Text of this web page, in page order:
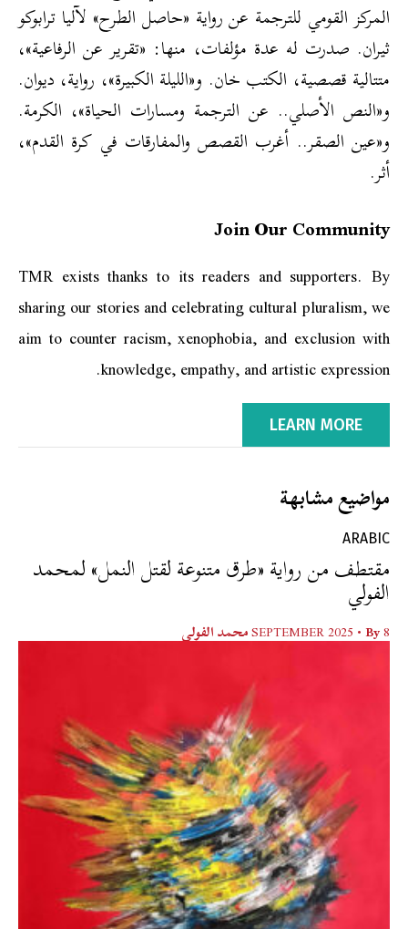
المركز القومي للترجمة عن رواية «حاصل الطرح» لآليا ترابوكو
ثيران. صدرت له عدة مؤلفات، منها: «تقرير عن الرفاعية»،
متتالية قصصية، الكتب خان. و«الليلة الكبيرة»، رواية، ديوان.
و«النص الأصلي.. عن الترجمة ومسارات الحياة»، الكرمة.
و«عين الصقر.. أغرب القصص والمفارقات في كرة القدم»،
أثر.
Join Our Community
TMR exists thanks to its readers and supporters. By
sharing our stories and celebrating cultural pluralism, we
aim to counter racism, xenophobia, and exclusion with
knowledge, empathy, and artistic expression.
LEARN MORE
مواضيع مشابهة
ARABIC
مقتطف من رواية «طرق متنوعة لقتل النمل» لمحمد
الفولي
8 SEPTEMBER 2025
• By محمد الفولي